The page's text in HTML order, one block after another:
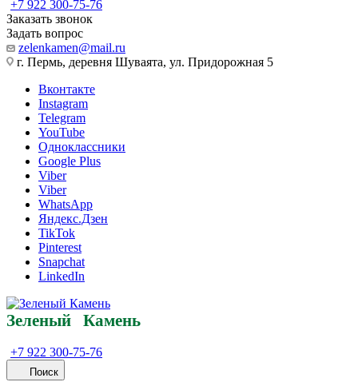
+7 922 300-75-76
Заказать звонок
Задать вопрос
zelenkamen@mail.ru
г. Пермь, деревня Шуваята, ул. Придорожная 5
Вконтакте
Instagram
Telegram
YouTube
Одноклассники
Google Plus
Viber
Viber
WhatsApp
Яндекс.Дзен
TikTok
Pinterest
Snapchat
LinkedIn
Зеленый Камень
+7 922 300-75-76
Поиск